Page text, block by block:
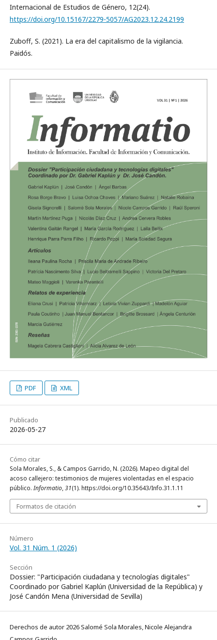
Internacional de Estudios de Género, 12(24).
https://doi.org/10.15167/2279-5057/AG2023.12.24.2199
Zuboff, S. (2021). La era del capitalismo de la vigilancia.
Paidós.
PDF XML
Publicado
2026-05-27
Cómo citar
Sola Morales, S., & Campos Garrido, N. (2026). Mapeo digital del
acoso callejero: testimonios de mujeres violentadas en el espacio
público.Informatio,31(1). https://doi.org/10.35643/Info.31.1.11
Formatos de citación
Número
Vol. 31 Núm. 1 (2026)
Sección
Dossier: "Participación ciudadana y tecnologías digitales"
Coordinado por Gabriel Kaplún (Universidad de la República) y
José Candón Mena (Universidad de Sevilla)
Derechos de autor 2026 Salomé Sola Morales, Nicole Alejandra